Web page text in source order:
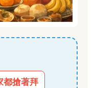
都搶著拜